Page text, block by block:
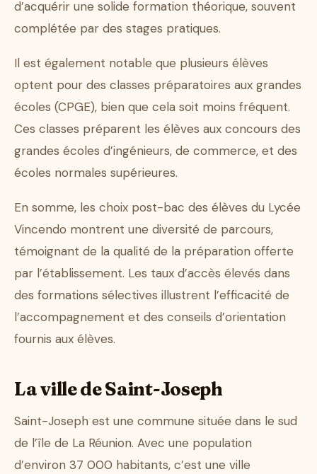
d’acquérir une solide formation théorique, souvent
complétée par des stages pratiques.
Il est également notable que plusieurs élèves
optent pour des classes préparatoires aux grandes
écoles (CPGE), bien que cela soit moins fréquent.
Ces classes préparent les élèves aux concours des
grandes écoles d’ingénieurs, de commerce, et des
écoles normales supérieures.
En somme, les choix post-bac des élèves du Lycée
Vincendo montrent une diversité de parcours,
témoignant de la qualité de la préparation offerte
par l’établissement. Les taux d’accès élevés dans
des formations sélectives illustrent l’efficacité de
l’accompagnement et des conseils d’orientation
fournis aux élèves.
La ville de Saint-Joseph
Saint-Joseph est une commune située dans le sud
de l’île de La Réunion. Avec une population
d’environ 37 000 habitants, c’est une ville